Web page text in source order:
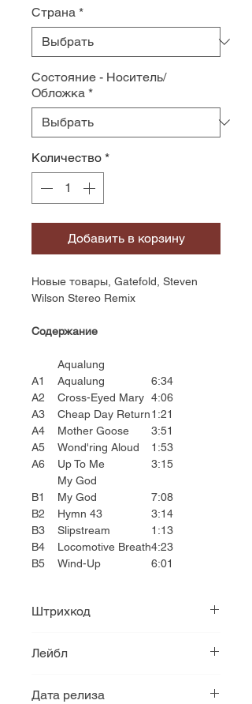
Страна *
Состояние - Носитель/
Обложка *
Количество *
Добавить в корзину
Новые товары, Gatefold, Steven
Wilson Stereo Remix
Содержание
Aqualung
A1 Aqualung
6:34
A2
Cross-Eyed Mary 4:06
A3
Cheap Day Return1:21
A4
Mother Goose
3:51
A5
Wond'ring Aloud
1:53
A6
Up To Me
3:15
My God
B1
My God
7:08
B2
Hymn 43
3:14
B3
Slipstream
1:13
B4
Locomotive Breath4:23
B5
Wind-Up 6:01
Штрихкод
Лейбл
Дата релиза